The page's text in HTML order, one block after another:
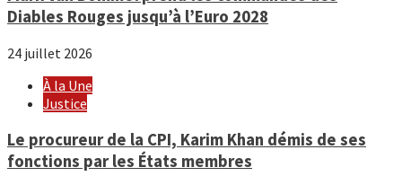
Diables Rouges jusqu’à l’Euro 2028
24 juillet 2026
À la Une
Justice
Le procureur de la CPI, Karim Khan démis de ses
fonctions par les États membres